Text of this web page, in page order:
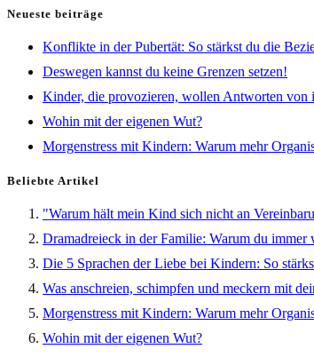
Neueste beiträge
Konflikte in der Pubertät: So stärkst du die
Deswegen kannst du keine Grenzen setzen!
Kinder, die provozieren, wollen Antworten von
Wohin mit der eigenen Wut?
Morgenstress mit Kindern: Warum mehr
Beliebte Artikel
"Warum hält mein Kind sich nicht an
Dramadreieck in der Familie: Warum du
Die 5 Sprachen der Liebe bei Kindern: So
Was anschreien, schimpfen und meckern mit
Morgenstress mit Kindern: Warum mehr
Wohin mit der eigenen Wut?